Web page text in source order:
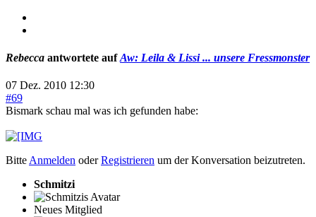
Rebecca antwortete aufAw: Leila & Lissi ... unsere Fressmonster
07 Dez. 2010 12:30
#69
Bismark schau mal was ich gefunden habe:
BitteAnmelden oderRegistrieren um der Konversation beizutreten.
Schmitzi
Neues Mitglied